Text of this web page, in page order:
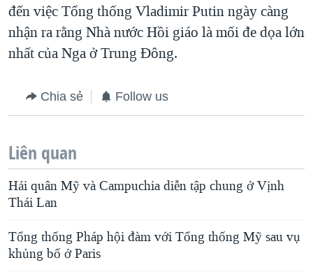
đến việc Tổng thống Vladimir Putin ngày càng
nhận ra rằng Nhà nước Hồi giáo là mối đe dọa lớn
nhất của Nga ở Trung Đông.
Chia sẻ Follow us
Liên quan
Hải quân Mỹ và Campuchia diễn tập chung ở Vịnh
Thái Lan
Tổng thống Pháp hội đàm với Tổng thống Mỹ sau vụ
khủng bố ở Paris